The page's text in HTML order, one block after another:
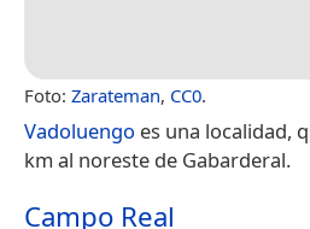
Foto: Zarateman, CC0.
Vadoluengo es una localidad,
km al noreste de Gabarderal.
Campo Real